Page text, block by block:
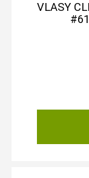
VLASY